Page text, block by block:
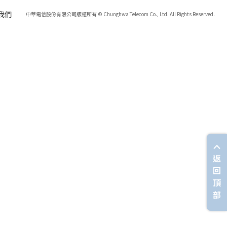
們 中華電信股份有限公司版權所有 © Chunghwa Telecom Co., Ltd. All Rights Reserved.
返
回
頂
部